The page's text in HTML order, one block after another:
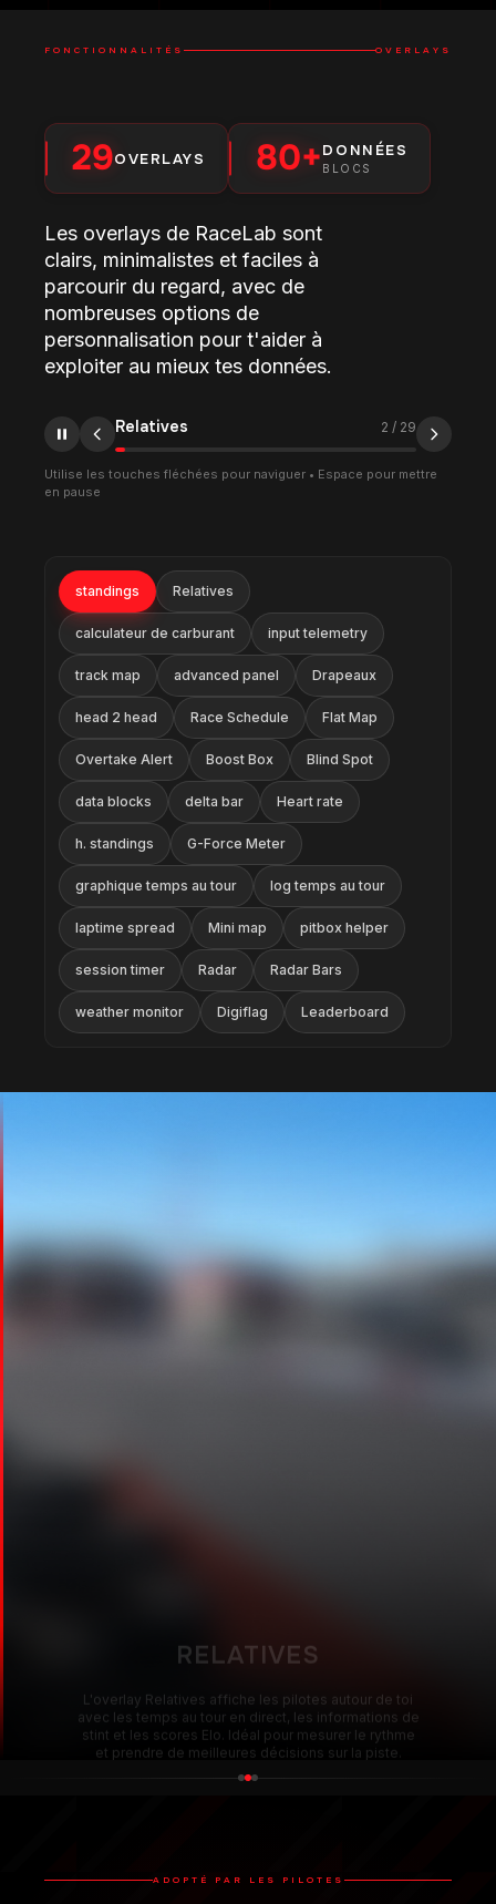
FONCTIONNALITÉS OVERLAYS
29OVERLAYS 80+DONNÉES
BLOCS
Les overlays de RaceLab sont
clairs, minimalistes et faciles à
parcourir du regard, avec de
nombreuses options de
personnalisation pour t'aider à
exploiter au mieux tes données.
Relatives 2 / 29
Utilise les touches fléchées pour naviguer • Espace pour mettre
en pause
standings Relatives
calculateur de carburant input telemetry
track map advanced panel Drapeaux
head 2 head Race Schedule Flat Map
Overtake Alert Boost Box Blind Spot
data blocks delta bar Heart rate
h. standings G-Force Meter
graphique temps au tour log temps au tour
laptime spread Mini map pitbox helper
session timer Radar Radar Bars
weather monitor Digiflag Leaderboard
Plateformes prises en charge
ADOPTÉ PAR LES PILOTES